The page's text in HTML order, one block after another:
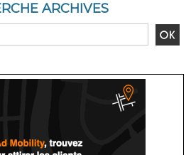
ARCHIVES